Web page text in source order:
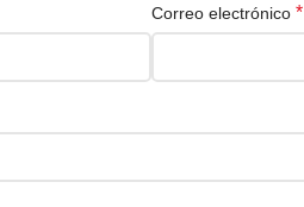
Correo electrónico*